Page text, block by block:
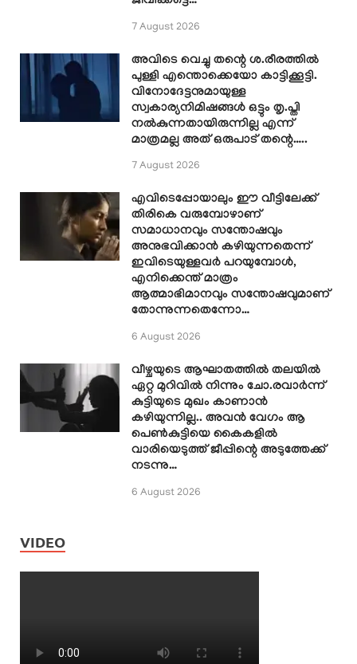
7 August 2026
അവിടെ വെച്ചു തന്റെ ശ.രീരത്തിൽ
പുള്ളി എന്തൊക്കെയോ കാട്ടിക്കൂട്ടി.
വിനോദേട്ടനുമായുള്ള
സ്വകാര്യനിമിഷങ്ങൾ ഒട്ടും തൃ.പ്തി
നൽകുന്നതായിരുന്നില്ല എന്ന്
മാത്രമല്ല അത് ഒരുപാട് തന്റെ…..
7 August 2026
എവിടെപ്പോയാലും ഈ വീട്ടിലേക്ക്
തിരികെ വരുമ്പോഴാണ്
സമാധാനവും സന്തോഷവും
അനുഭവിക്കാൻ കഴിയുന്നതെന്ന്
ഇവിടെയുള്ളവർ പറയുമ്പോൾ,
എനിക്കെന്ത് മാത്രം
ആത്മാഭിമാനവും സന്തോഷവുമാണ്
തോന്നുന്നതെന്നോ…
6 August 2026
വീഴ്ചയുടെ ആഘാതത്തിൽ തലയിൽ
ഏറ്റ മുറിവിൽ നിന്നും ചോ.രവാർന്ന്
കുട്ടിയുടെ മുഖം കാണാൻ
കഴിയുന്നില്ല.. അവൻ വേഗം ആ
പെൺകുട്ടിയെ കൈകളിൽ
വാരിയെടുത്ത് ജീപ്പിന്റെ അടുത്തേക്ക്
നടന്നു…
6 August 2026
VIDEO